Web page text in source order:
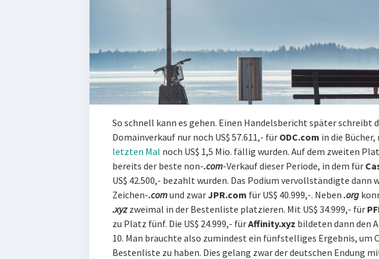
So schnell kann es gehen. Einen Handelsbericht später schreibt
Domainverkauf nur noch US$ 57.611,- für ODC.com in die
letzten Mal noch US$ 1,5 Mio. fällig wurden. Auf dem zweiten
bereits der beste non-.com-Verkauf dieser Periode, in dem für
US$ 42.500,- bezahlt wurden. Das Podium vervollständigte dann
Zeichen-.comund zwarJPR.com für US$ 40.999,-. Neben .org
.xyzzweimal in der Bestenliste platzieren. Mit US$ 34.999,- für
zu Platz fünf. Die US$ 24.999,- fürAffinity.xyz bildeten dann den
10. Man brauchte also zumindest ein fünfstelliges Ergebnis, um
Bestenliste zu haben. Dies gelang zwar der deutschen Endung